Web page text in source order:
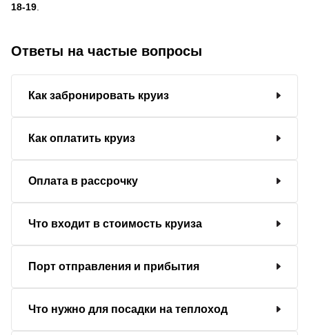
18-19
Ответы на частые вопросы
Как забронировать круиз
Как оплатить круиз
Оплата в рассрочку
Что входит в стоимость круиза
Порт отправления и прибытия
Что нужно для посадки на теплоход